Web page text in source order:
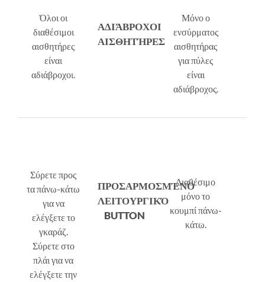
Όλοι οι
διαθέσιμοι
αισθητήρες
είναι
αδιάβροχοι.
ΑΔΙΆΒΡΟΧΟΙ
ΑΙΣΘΗΤΉΡΕΣ
Μόνο ο
ενσύρματος
αισθητήρας
για πύλες
είναι
αδιάβροχος.
Σύρετε προς
τα πάνω-κάτω
για να
ελέγξετε το
γκαράζ.
Σύρετε στο
πλάι για να
ελέγξετε την
ΠΡΟΣΑΡΜΟΣΜΈΝΟ
ΛΕΙΤΟΥΡΓΙΚΌ
BUTTON
Διαθέσιμο
μόνο το
κουμπί πάνω-
κάτω.